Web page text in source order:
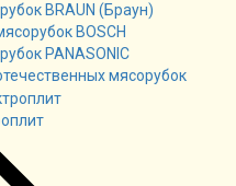
BRAUN (Браун)
BOSCH
PANASONIC
мясорубок